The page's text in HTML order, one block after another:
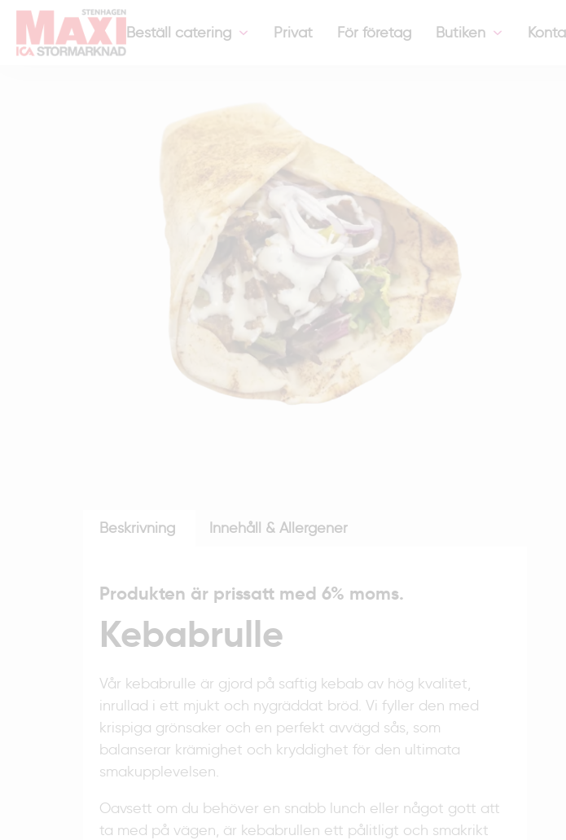
Beställ catering Privat För företag Butiken
Hem Smörgåsar & Wraps-Kebabrulle
Beskrivning Innehåll & Allergener
Produkten är prissatt med 6% moms.
Kebabrulle
Vår kebabrulle är gjord på saftig kebab av hög kvalitet,
inrullad i ett mjukt och nygräddat bröd. Vi fyller den med
krispiga grönsaker och en perfekt avvägd sås, som
balanserar krämighet och kryddighet för den ultimata
smakupplevelsen.
Oavsett om du behöver en snabb lunch eller något gott att
ta med på vägen, är kebabrullen ett pålitligt och smakrikt